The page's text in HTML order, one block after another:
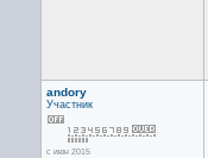
andory
Участник
с июн 2015